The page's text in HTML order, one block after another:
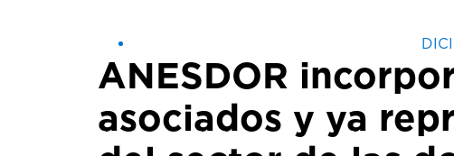
ANESDOR
asociados y ya